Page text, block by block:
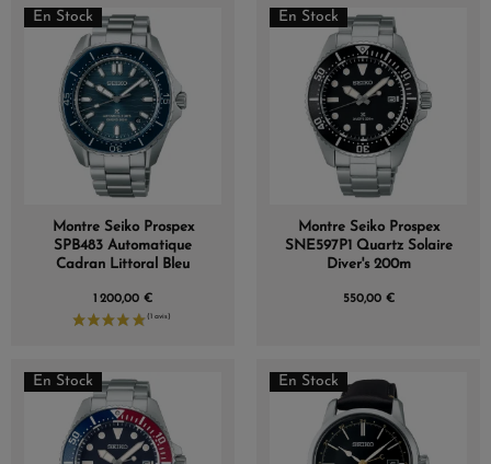
En Stock
Montre Seiko Prospex
SPB483 Automatique
Cadran Littoral Bleu
1 200,00 €
En Stock
Montre Seiko Prospex
SNE597P1 Quartz Solaire
Diver's 200m
550,00 €
En Stock En Stock